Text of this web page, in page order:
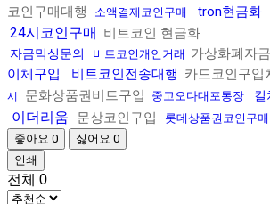
코인구매대행 소액결제코인구매 tron현금화
24시코인구매 비트코인 현금화
자금믹싱문의 비트코인개인거래 가상화폐자
이체구입
비트코인전송대행 카드코인구입
시
문화상품권비트구입 중고오다대포통장 컬
이더리움 문상코인구입
롯데상품권코인구
좋아요 0 싫어요 0
인쇄
전체 0